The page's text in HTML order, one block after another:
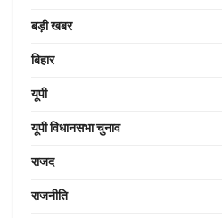
बड़ी खबर
बिहार
यूपी
यूपी विधानसभा चुनाव
राजद
राजनीति